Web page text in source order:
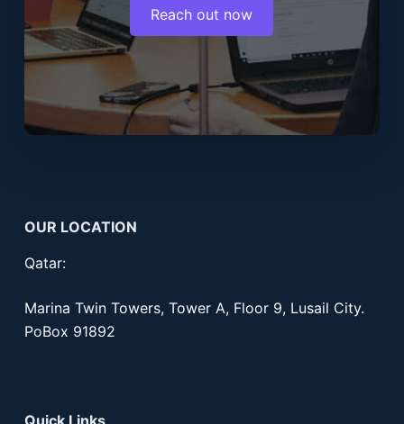
Reach out now
OUR LOCATION
Qatar:
Marina Twin Towers, Tower A, Floor 9, Lusail City.
PoBox 91892
Quick Links